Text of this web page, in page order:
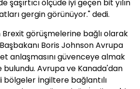
ölçüde iyi geçen bit yılın
gergin görünüyor." dedi.
görüşmelerine bağlı olarak
Boris Johnson Avrupa
anlaşmasını güvenceye almak
Avrupa ve Kanada'dan
bölgeler İngiltere bağlantılı